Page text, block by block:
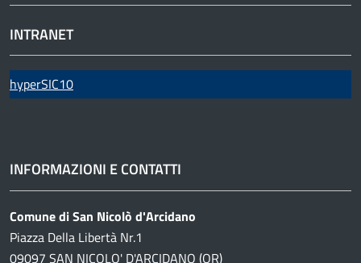
INTRANET
hyperSIC10
INFORMAZIONI E CONTATTI
Comune di San Nicolò d'Arcidano
Piazza Della Libertà Nr.1
09097 SAN NICOLO' D'ARCIDANO (OR)